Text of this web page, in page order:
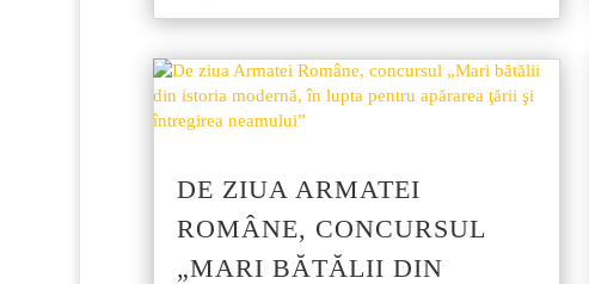
DE ZIUA ARMATEI
ROMÂNE, CONCURSUL
„MARI BĂTĂLII DIN